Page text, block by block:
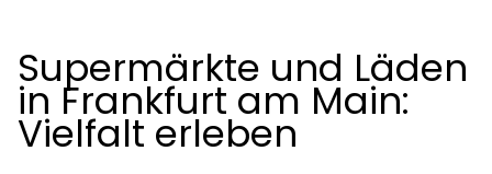
Supermärkte und Läden
in Frankfurt am Main:
Vielfalt erleben